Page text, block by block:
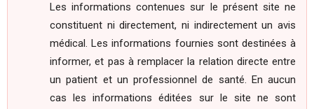
Les informations contenues sur le présent site ne
constituent ni directement, ni indirectement un avis
médical. Les informations fournies sont destinées à
informer, et pas à remplacer la relation directe entre
un patient et un professionnel de santé. En aucun
cas les informations éditées sur le site ne sont